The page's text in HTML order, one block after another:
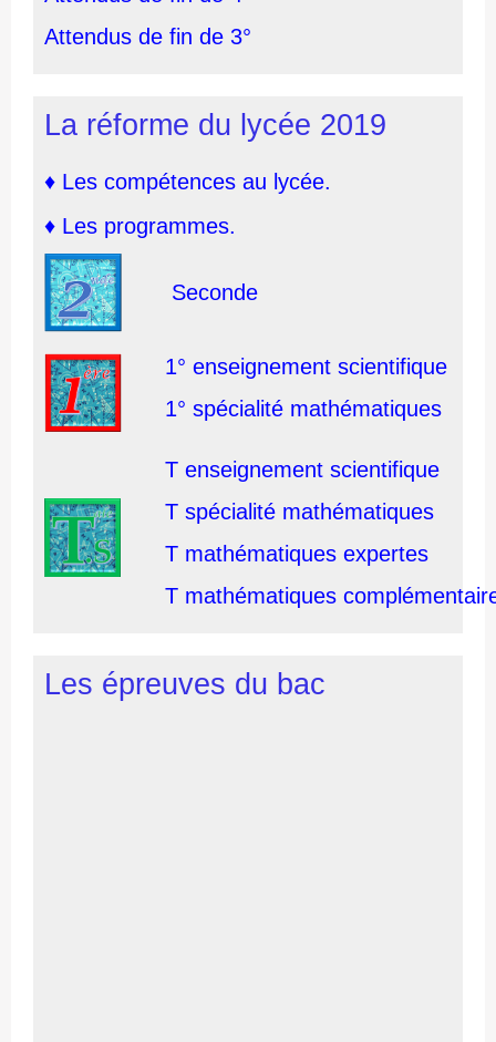
Attendus de fin de 3°
La réforme du lycée 2019
♦ Les compétences au lycée.
♦ Les programmes.
Seconde
1° enseignement scientifique
1° spécialité mathématiques
T enseignement scientifique
T spécialité mathématiques
T mathématiques expertes
T mathématiques
Les épreuves du bac